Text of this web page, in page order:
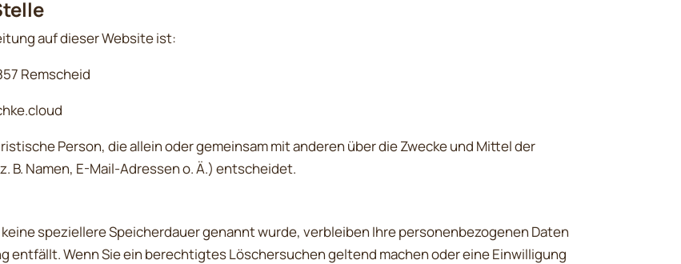
auf dieser Website ist:
Remscheid
Person, die allein oder gemeinsam mit anderen über die Zwecke und Mittel der
B. Namen, E-Mail-Adressen o. Ä.) entscheidet.
speziellere Speicherdauer genannt wurde, verbleiben Ihre personenbezogenen Daten
entfällt. Wenn Sie ein berechtigtes Löschersuchen geltend machen oder eine Einwilligung